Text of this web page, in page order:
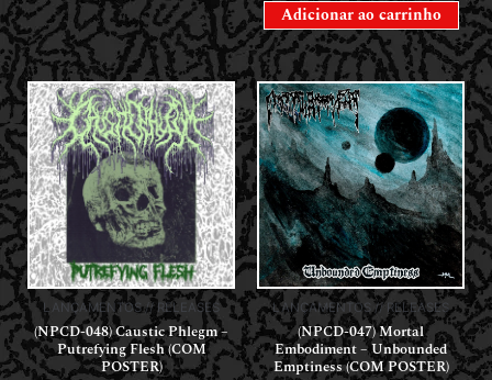
Adicionar ao carrinho
LANÇAMENTOS // RELEASES
(NPCD-048) Caustic Phlegm –
Putrefying Flesh (COM
POSTER)
LANÇAMENTOS // RELEASES
(NPCD-047) Mortal
Embodiment – Unbounded
Emptiness (COM POSTER)